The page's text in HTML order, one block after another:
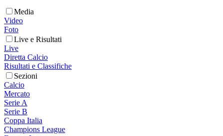
Media
Video
Foto
Live e Risultati
Live
Diretta Calcio
Risultati e Classifiche
Sezioni
Calcio
Mercato
Serie A
Serie B
Coppa Italia
Champions League